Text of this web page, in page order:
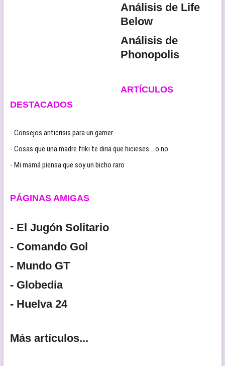
Análisis de Life
Below
Análisis de
Phonopolis
ARTÍCULOS
DESTACADOS
- Consejos anticrisis para un gamer
- Cosas que una madre friki te diria que hicieses… o no
- Mi mamá piensa que soy un bicho raro
PÁGINAS AMIGAS
- El Jugón Solitario
- Comando Gol
- Mundo GT
- Globedia
- Huelva 24
Más artículos...